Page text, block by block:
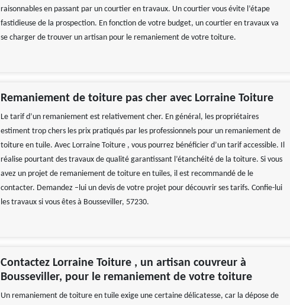
raisonnables en passant par un courtier en travaux. Un courtier vous évite l’étape
fastidieuse de la prospection. En fonction de votre budget, un courtier en travaux va
se charger de trouver un artisan pour le remaniement de votre toiture.
Remaniement de toiture pas cher avec Lorraine Toiture
Le tarif d’un remaniement est relativement cher. En général, les propriétaires
estiment trop chers les prix pratiqués par les professionnels pour un remaniement de
toiture en tuile. Avec Lorraine Toiture , vous pourrez bénéficier d’un tarif accessible. Il
réalise pourtant des travaux de qualité garantissant l’étanchéité de la toiture. Si vous
avez un projet de remaniement de toiture en tuiles, il est recommandé de le
contacter. Demandez –lui un devis de votre projet pour découvrir ses tarifs. Confie-lui
les travaux si vous êtes à Bousseviller, 57230.
Contactez Lorraine Toiture , un artisan couvreur à
Bousseviller, pour le remaniement de votre toiture
Un remaniement de toiture en tuile exige une certaine délicatesse, car la dépose de